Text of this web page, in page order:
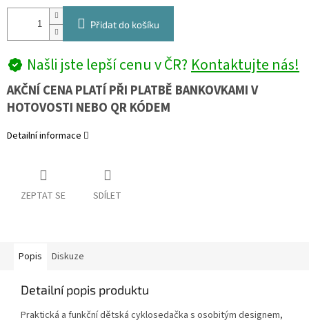
Přidat do košíku
Našli jste lepší cenu v ČR?Kontaktujte nás!
AKČNÍ CENA PLATÍ PŘI PLATBĚ BANKOVKAMI V
HOTOVOSTI NEBO QR KÓDEM
Detailní informace
ZEPTAT SE SDÍLET
Popis Diskuze
Detailní popis produktu
Praktická a funkční dětská cyklosedačka s osobitým designem,